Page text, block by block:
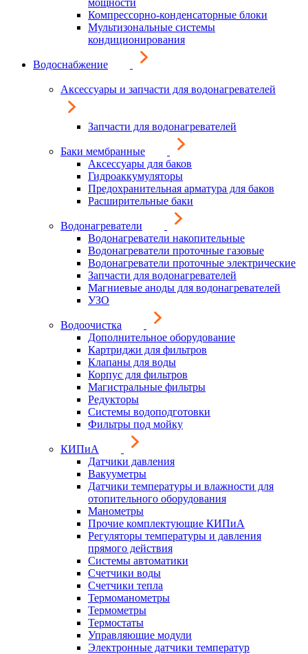
мощности
Компрессорно-конденсаторные блоки
Мультизональные системы
кондиционирования
Водоснабжение
Аксессуары и запчасти для водонагревателей
Запчасти для водонагревателей
Баки мембранные
Аксессуары для баков
Гидроаккумуляторы
Предохранительная арматура для баков
Расширительные баки
Водонагреватели
Водонагреватели накопительные
Водонагреватели проточные газовые
Водонагреватели проточные электрические
Запчасти для водонагревателей
Магниевые аноды для водонагревателей
УЗО
Водоочистка
Дополнительное оборудование
Картриджи для фильтров
Клапаны для воды
Корпус для фильтров
Магистральные фильтры
Редукторы
Системы водоподготовки
Фильтры под мойку
КИПиА
Датчики давления
Вакууметры
Датчики температуры и влажности для
отопительного оборудования
Манометры
Прочие комплектующие КИПиА
Регуляторы температуры и давления
прямого действия
Системы автоматики
Счетчики воды
Счетчики тепла
Термоманометры
Термометры
Термостаты
Управляющие модули
Электронные датчики температур